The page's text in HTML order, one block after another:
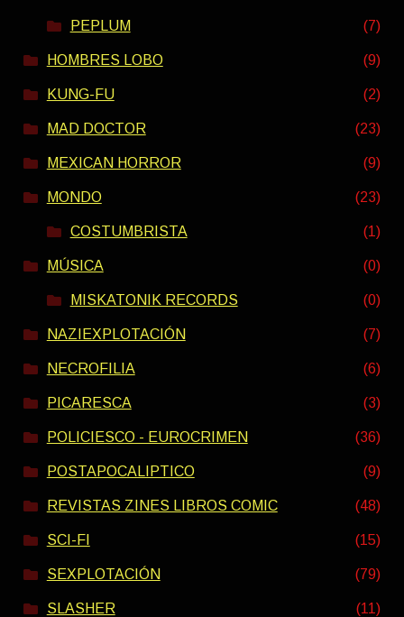
PEPLUM (7)
HOMBRES LOBO (9)
KUNG-FU (2)
MAD DOCTOR (23)
MEXICAN HORROR (9)
MONDO (23)
COSTUMBRISTA (1)
MÚSICA (0)
MISKATONIK RECORDS (0)
NAZIEXPLOTACIÓN (7)
NECROFILIA (6)
PICARESCA (3)
POLICIESCO - EUROCRIMEN (36)
POSTAPOCALIPTICO (9)
REVISTAS ZINES LIBROS COMIC (48)
SCI-FI (15)
SEXPLOTACIÓN (79)
SLASHER (11)